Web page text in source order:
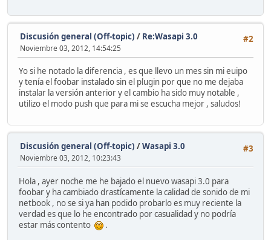
#2
Discusión general (Off-topic) / Re:Wasapi 3.0
Noviembre 03, 2012, 14:54:25
Yo si he notado la diferencia , es que llevo un mes sin mi euipo
y tenía el foobar instalado sin el plugin por que no me dejaba
instalar la versión anterior y el cambio ha sido muy notable ,
utilizo el modo push que para mi se escucha mejor , saludos!
#3
Discusión general (Off-topic) /Wasapi 3.0
Noviembre 03, 2012, 10:23:43
Hola , ayer noche me he bajado el nuevo wasapi 3.0 para
foobar y ha cambiado drastícamente la calidad de sonido de mi
netbook , no se si ya han podido probarlo es muy reciente la
verdad es que lo he encontrado por casualidad y no podría
estar más contento
.